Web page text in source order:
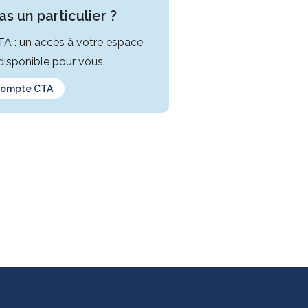
un particulier ?
: un accès à votre espace
pour vous.
CTA